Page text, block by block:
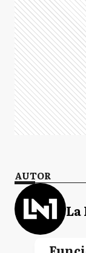
AUTOR
La